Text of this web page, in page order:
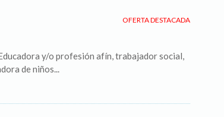
OFERTA DESTACADA
y/o profesión afín, trabajador social,
de niños...